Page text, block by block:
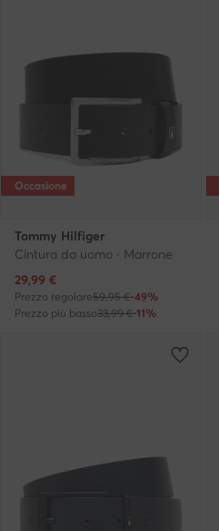
Occasione
Tommy Hilfiger
Cintura da uomo · Marrone
Prezzo attuale
29,99 €
Prezzo regolare59,95 €-49%
Prezzo più basso33,99 €-11%